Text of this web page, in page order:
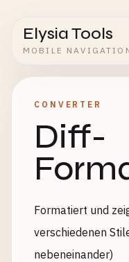
Elysia Tools
MOBILE
CONVERTER
Diff-
Formatiert und
verschiedenen
nebeneinander)